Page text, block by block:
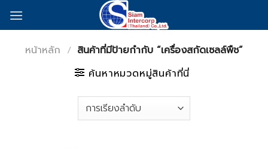
หน้าหลัก / สินค้าที่มีป้ายกำกับ “เครื่องสกัดเซลล์พืช”
ค้นหาหมวดหมู่สินค้าที่นี่